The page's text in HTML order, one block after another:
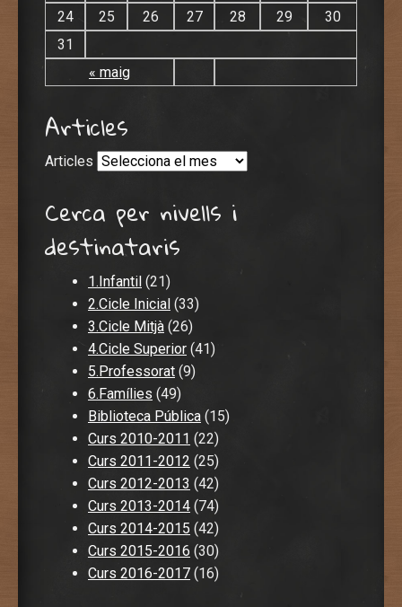
« maig
24 25 26 27 28 29
30
31
Articles
Articles
Cerca per nivells i
destinataris
1.Infantil (21)
2.Cicle Inicial (33)
3.Cicle Mitjà (26)
4.Cicle Superior (41)
5.Professorat (9)
6.Famílies (49)
Biblioteca Pública (15)
Curs 2010-2011 (22)
Curs 2011-2012 (25)
Curs 2012-2013 (42)
Curs 2013-2014 (74)
Curs 2014-2015 (42)
Curs 2015-2016 (30)
Curs 2016-2017 (16)